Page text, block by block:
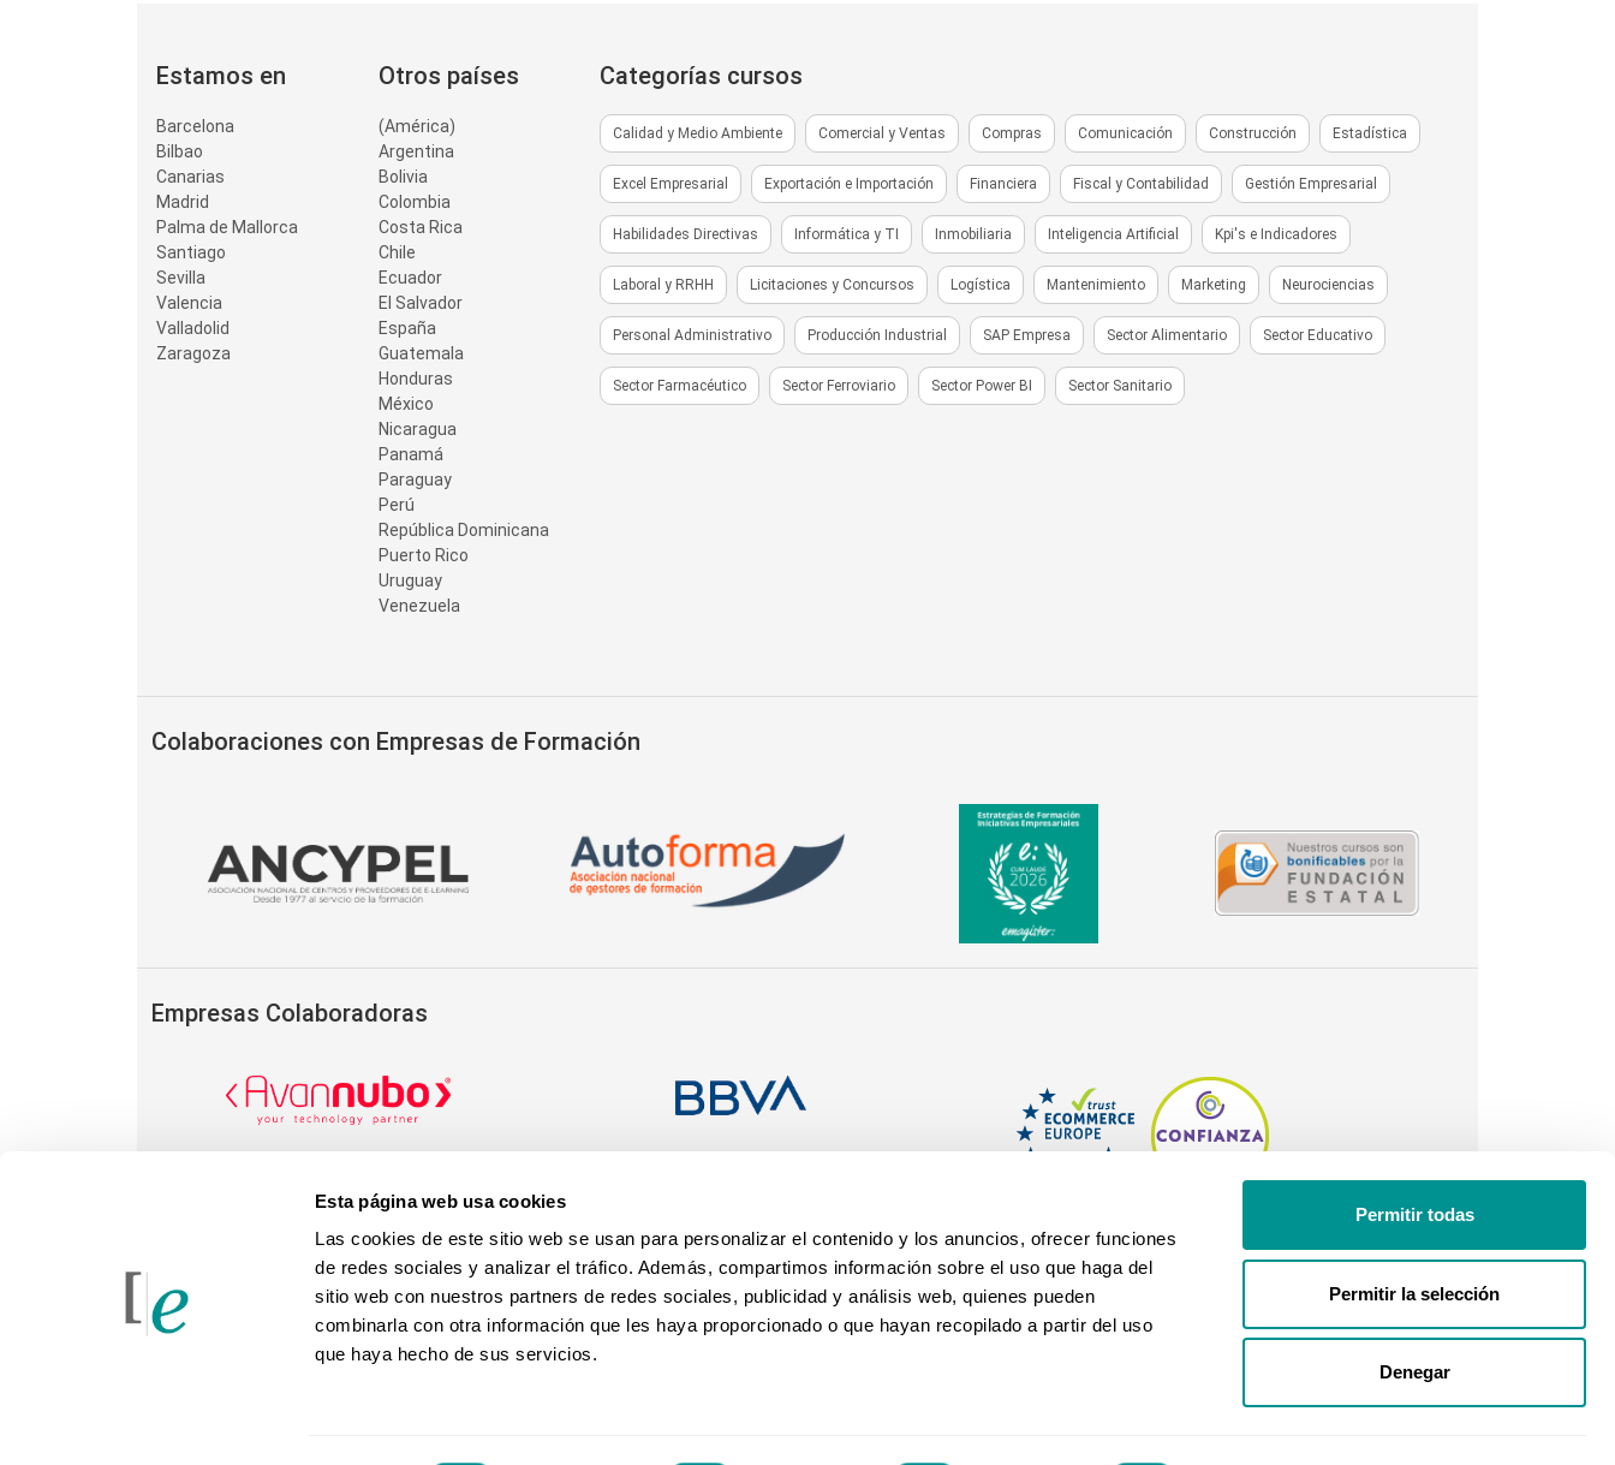
Esta página web usa cookies
Las cookies de este sitio web se usan para personalizar el contenido y los anuncios, ofrecer funciones
de redes sociales y analizar el tráfico. Además, compartimos información sobre el uso que haga del
sitio web con nuestros partners de redes sociales, publicidad y análisis web, quienes pueden
combinarla con otra información que les haya proporcionado o que hayan recopilado a partir del uso
que haya hecho de sus servicios.
Permitir todas
Permitir la selección
Denegar
Estamos en
Barcelona
Bilbao
Canarias
Madrid
Palma de Mallorca
Santiago
Sevilla
Valencia
Valladolid
Zaragoza
Otros países
(América)
Argentina
Bolivia
Colombia
Costa Rica
Chile
Ecuador
El Salvador
España
Guatemala
Honduras
México
Nicaragua
Panamá
Paraguay
Perú
República Dominicana
Puerto Rico
Uruguay
Venezuela
Categorías cursos
Calidad y Medio Ambiente Comercial y Ventas Compras Comunicación Construcción Estadística
Excel Empresarial Exportación e Importación Financiera Fiscal y Contabilidad Gestión Empresarial
Habilidades Directivas Informática y TI Inmobiliaria Inteligencia Artificial Kpi's e Indicadores
Laboral y RRHH Licitaciones y Concursos Logística Mantenimiento Marketing Neurociencias
Personal Administrativo Producción Industrial SAP Empresa Sector Alimentario Sector Educativo
Sector Farmacéutico Sector Ferroviario Sector Power BI Sector Sanitario
Colaboraciones con Empresas de Formación
Empresas Colaboradoras